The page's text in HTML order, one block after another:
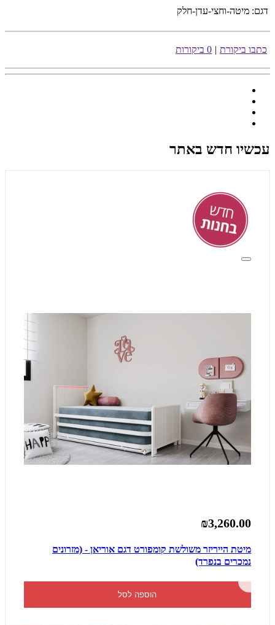
דגם: מיטה-וחצי-עדן-חלק
כתבו ביקורת | 0 ביקורות
עכשיו חדש באתר
₪3,260.00
מיטת הייריזר משולשת קומפורט דגם אוריאן - (מזרונים
נמכרים בנפרד)
הוספה לסל